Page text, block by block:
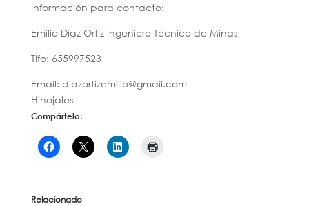
Información para contacto:
Emilio Díaz Ortiz Ingeniero Técnico de Minas
Tlfo: 655997523
Email: diazortizemilio@gmail.com
Hinojales
Compártelo:
Relacionado